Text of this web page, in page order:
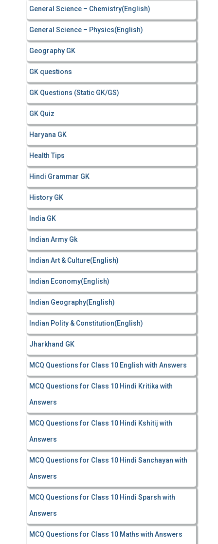
General Science – Chemistry(English)
General Science – Physics(English)
Geography GK
GK questions
GK Questions (Static GK/GS)
GK Quiz
Haryana GK
Health Tips
Hindi Grammar GK
History GK
India GK
Indian Army Gk
Indian Art & Culture(English)
Indian Economy(English)
Indian Geography(English)
Indian Polity & Constitution(English)
Jharkhand GK
MCQ Questions for Class 10 English with Answers
MCQ Questions for Class 10 Hindi Kritika with
Answers
MCQ Questions for Class 10 Hindi Kshitij with
Answers
MCQ Questions for Class 10 Hindi Sanchayan with
Answers
MCQ Questions for Class 10 Hindi Sparsh with
Answers
MCQ Questions for Class 10 Maths with Answers